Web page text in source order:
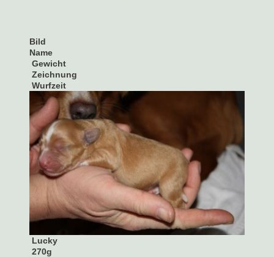
Bild
Name
Gewicht
Zeichnung
Wurfzeit
Lucky
270g